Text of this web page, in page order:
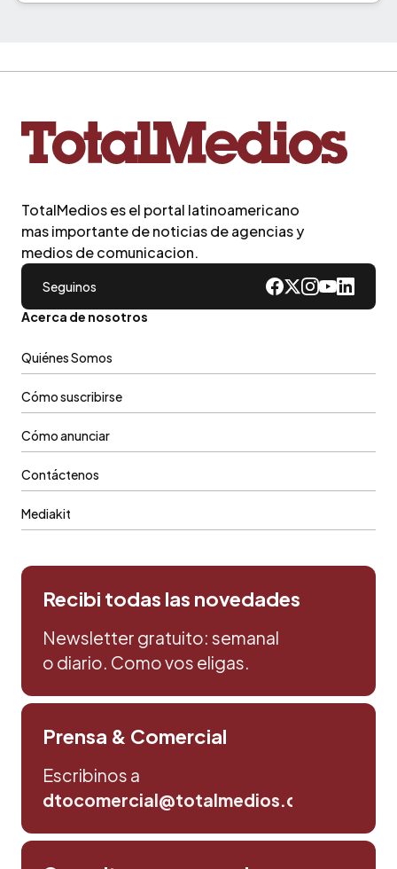
TotalMedios es el portal latinoamericano
mas importante de noticias de agencias y
medios de comunicacion.
Seguinos
Acerca de nosotros
Quiénes Somos
Cómo suscribirse
Cómo anunciar
Contáctenos
Mediakit
Recibi todas las novedades
Newsletter gratuito: semanal
o diario. Como vos eligas.
Prensa & Comercial
Escribinos a
dtocomercial@totalmedios.com